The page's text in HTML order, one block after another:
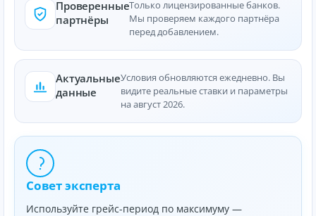
Проверенные
партнёры
Только лицензированные банков.
Мы проверяем каждого партнёра
перед добавлением.
Актуальные
данные
Условия обновляются ежедневно. Вы
видите реальные ставки и параметры
на август 2026.
Совет эксперта
Используйте грейс-период по максимуму —